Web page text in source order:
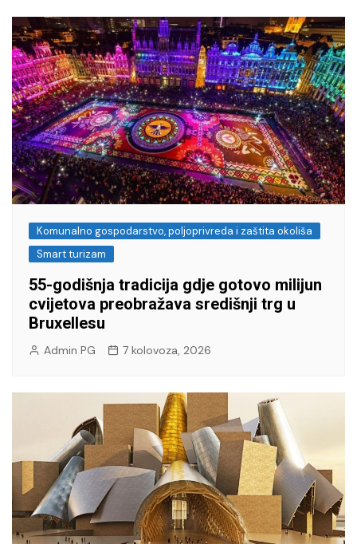
Komunalno gospodarstvo, poljoprivreda i zaštita okoliša
Smart turizam
55-godišnja tradicija gdje gotovo milijun
cvijetova preobražava središnji trg u
Bruxellesu
Admin PG 7 kolovoza, 2026